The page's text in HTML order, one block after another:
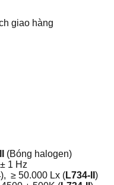
giao hàng
(Bóng halogen)
1 Hz
), ≥ 50.000 Lx (L734-II )